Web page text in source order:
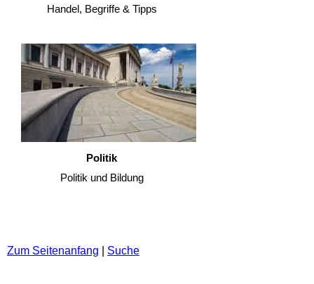
Handel, Begriffe & Tipps
Politik
Politik und Bildung
Zum Seitenanfang Suche